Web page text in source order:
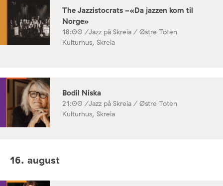
The Jazzistocrats -«Da jazzen kom til
Norge»
18:00 /Jazz på Skreia / Østre Toten
Kulturhus, Skreia
Bodil Niska
21:00 /Jazz på Skreia / Østre Toten
Kulturhus, Skreia
16. august